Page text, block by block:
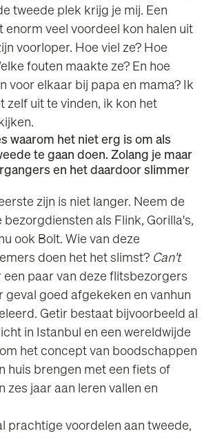
tweede plek krijg je mij. Een
enorm veel voordeel kon halen uit
voorloper. Hoe viel ze? Hoe
fouten maakte ze? En hoe
voor elkaar bij papa en mama? Ik
zelf uit te vinden, ik kon het
waarom het niet erg is om als
te gaan doen. Zolang je maar
en het daardoor slimmer
zijn is niet langer. Neem de
bezorgdiensten als Flink, Gorilla's,
ook Bolt. Wie van deze
doen het het slimst? Can't
een paar van deze flitsbezorgers
geval goed afgekeken en vanhun
Getir bestaat bijvoorbeeld al
in Istanbul en een wereldwijde
het concept van boodschappen
huis brengen met een fiets of
zes jaar aan leren vallen en
prachtige voordelen aan tweede,